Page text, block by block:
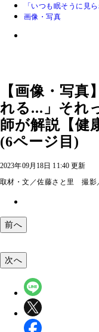
「いつも眠そうに見
画像・写真
【画像・写
れる...」それ
師が解説【健
(6ページ目)
2023年09月18日 11:40 更新
取材・文／佐藤さと里 撮影
前へ
次へ